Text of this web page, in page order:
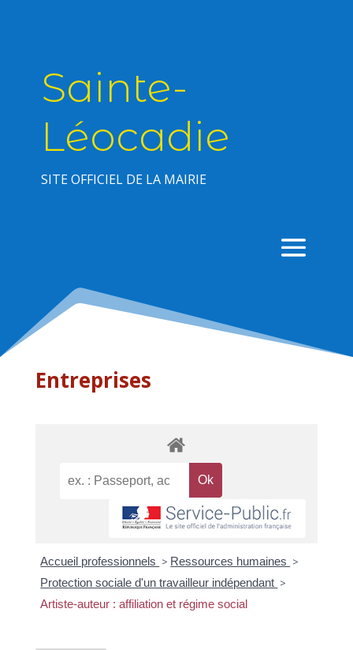
Sainte-
Léocadie
SITE OFFICIEL DE LA MAIRIE
Entreprises
Accueil professionnels > Ressources humaines >
Protection sociale d'un travailleur indépendant >
Artiste-auteur : affiliation et régime social